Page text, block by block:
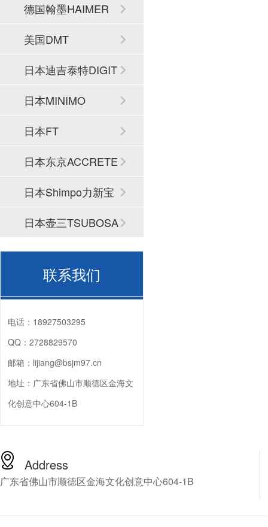
德国翰墨HAIMER
美国DMT
日本迪吉泰特DIGIT
ECH
日本MINIMO
日本FT
日本东京ACCRETE
CH
日本Shimpo力新宝
日本壶三TSUBOSA
N
联系我们
电话： 18927503295
QQ： 2728829570
邮箱： lijiang@bsjm97.cn
地址： 广东省佛山市顺德区金海文
化创意中心604-1B
Address
广东省佛山市顺德区金海文化创意中心604-1B